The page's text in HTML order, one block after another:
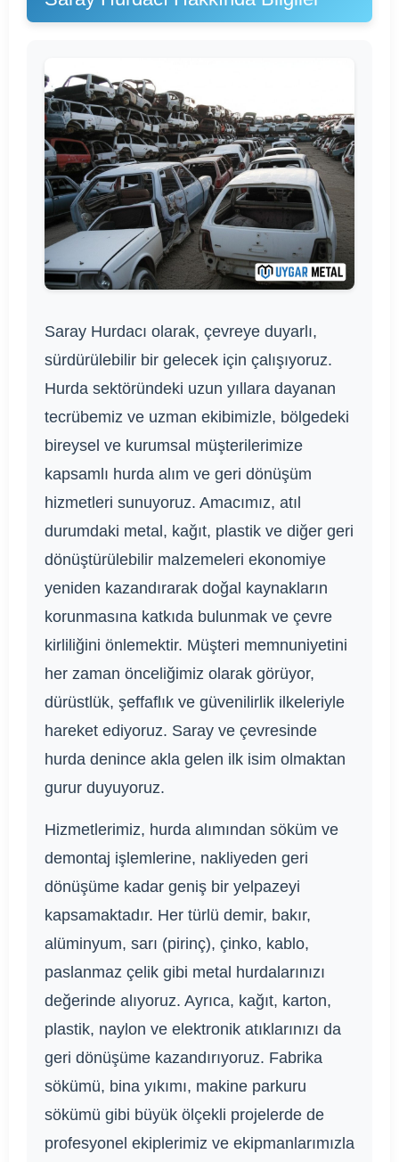
Saray Hurdacı olarak, çevreye duyarlı,
sürdürülebilir bir gelecek için çalışıyoruz.
Hurda sektöründeki uzun yıllara dayanan
tecrübemiz ve uzman ekibimizle, bölgedeki
bireysel ve kurumsal müşterilerimize
kapsamlı hurda alım ve geri dönüşüm
hizmetleri sunuyoruz. Amacımız, atıl
durumdaki metal, kağıt, plastik ve diğer geri
dönüştürülebilir malzemeleri ekonomiye
yeniden kazandırarak doğal kaynakların
korunmasına katkıda bulunmak ve çevre
kirliliğini önlemektir. Müşteri memnuniyetini
her zaman önceliğimiz olarak görüyor,
dürüstlük, şeffaflık ve güvenilirlik ilkeleriyle
hareket ediyoruz. Saray ve çevresinde
hurda denince akla gelen ilk isim olmaktan
gurur duyuyoruz.
Hizmetlerimiz, hurda alımından söküm ve
demontaj işlemlerine, nakliyeden geri
dönüşüme kadar geniş bir yelpazeyi
kapsamaktadır. Her türlü demir, bakır,
alüminyum, sarı (pirinç), çinko, kablo,
paslanmaz çelik gibi metal hurdalarınızı
değerinde alıyoruz. Ayrıca, kağıt, karton,
plastik, naylon ve elektronik atıklarınızı da
geri dönüşüme kazandırıyoruz. Fabrika
sökümü, bina yıkımı, makine parkuru
sökümü gibi büyük ölçekli projelerde de
profesyonel ekiplerimiz ve ekipmanlarımızla